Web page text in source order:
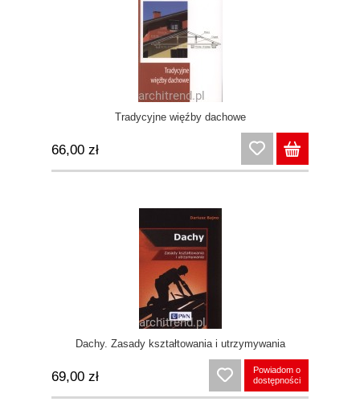
Tradycyjne więźby dachowe
66,00 zł
Dachy. Zasady kształtowania i utrzymywania
69,00 zł
Powiadom o
dostępności